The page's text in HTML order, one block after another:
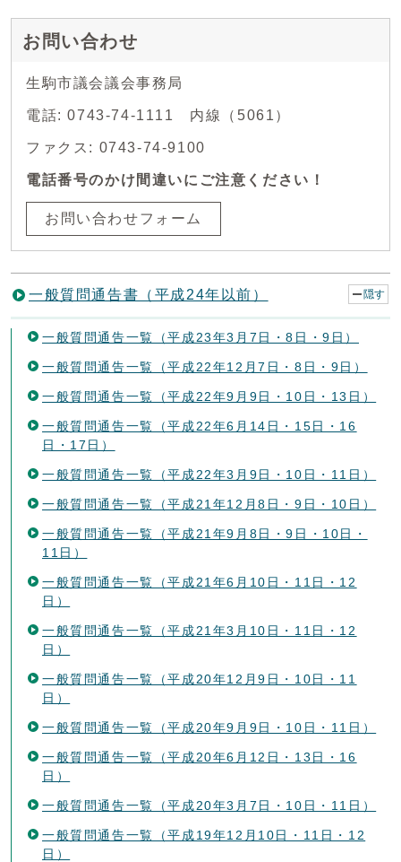
お問い合わせ
生駒市議会議会事務局
電話: 0743-74-1111 内線（5061）
ファクス: 0743-74-9100
電話番号のかけ間違いにご注意ください！
お問い合わせフォーム
一般質問通告書（平成24年以前） 隠す
一般質問通告一覧（平成23年3月7日・8日・9日）
一般質問通告一覧（平成22年12月7日・8日・9日）
一般質問通告一覧（平成22年9月9日・10日・13日）
一般質問通告一覧（平成22年6月14日・15日・16
日・17日）
一般質問通告一覧（平成22年3月9日・10日・11日）
一般質問通告一覧（平成21年12月8日・9日・10日）
一般質問通告一覧（平成21年9月8日・9日・10日・
11日）
一般質問通告一覧（平成21年6月10日・11日・12
日）
一般質問通告一覧（平成21年3月10日・11日・12
日）
一般質問通告一覧（平成20年12月9日・10日・11
日）
一般質問通告一覧（平成20年9月9日・10日・11日）
一般質問通告一覧（平成20年6月12日・13日・16
日）
一般質問通告一覧（平成20年3月7日・10日・11日）
一般質問通告一覧（平成19年12月10日・11日・12
日）